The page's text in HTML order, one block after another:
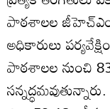
పాఠశాలల
అధికారులు
పాఠశాలల నుంచి